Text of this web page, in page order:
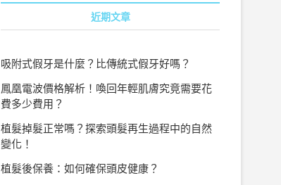
近期文章
吸附式假牙是什麼？比傳統式假牙好嗎？
鳳凰電波價格解析！喚回年輕肌膚究竟需要花
費多少費用？
植髮掉髮正常嗎？探索頭髮再生過程中的自然
變化！
植髮後保養：如何確保頭皮健康？